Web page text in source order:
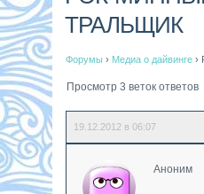
ТРАЛЬЩИК
Форумы › Медиа о дайвинге ›
Просмотр 3 веток ответов
19.12.2012 в 06:07
Аноним